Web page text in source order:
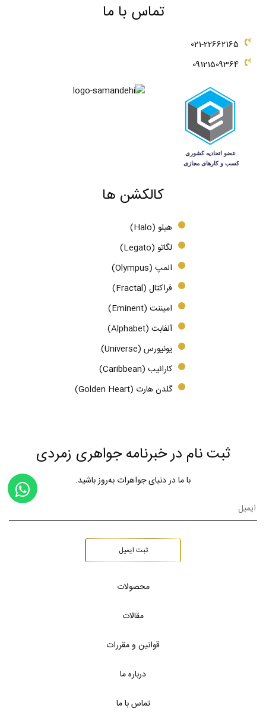
تماس با ما
021-22662165
09121509364
کالکشن ها
هیلو (Halo)
لگاتو (Legato)
المپ (Olympus)
فراکتال (Fractal)
امیننت (Eminent)
آلفابت (Alphabet)
یونیورس (Universe)
کارائیب (Caribbean)
گلدن هارت (Golden Heart)
ثبت نام در خبرنامه جواهری زمردی
با ما در دنیای جواهرات به‌روز باشید.
ثبت ایمیل
محصولات
مقالات
قوانین و مقررات
درباره ما
تماس با ما